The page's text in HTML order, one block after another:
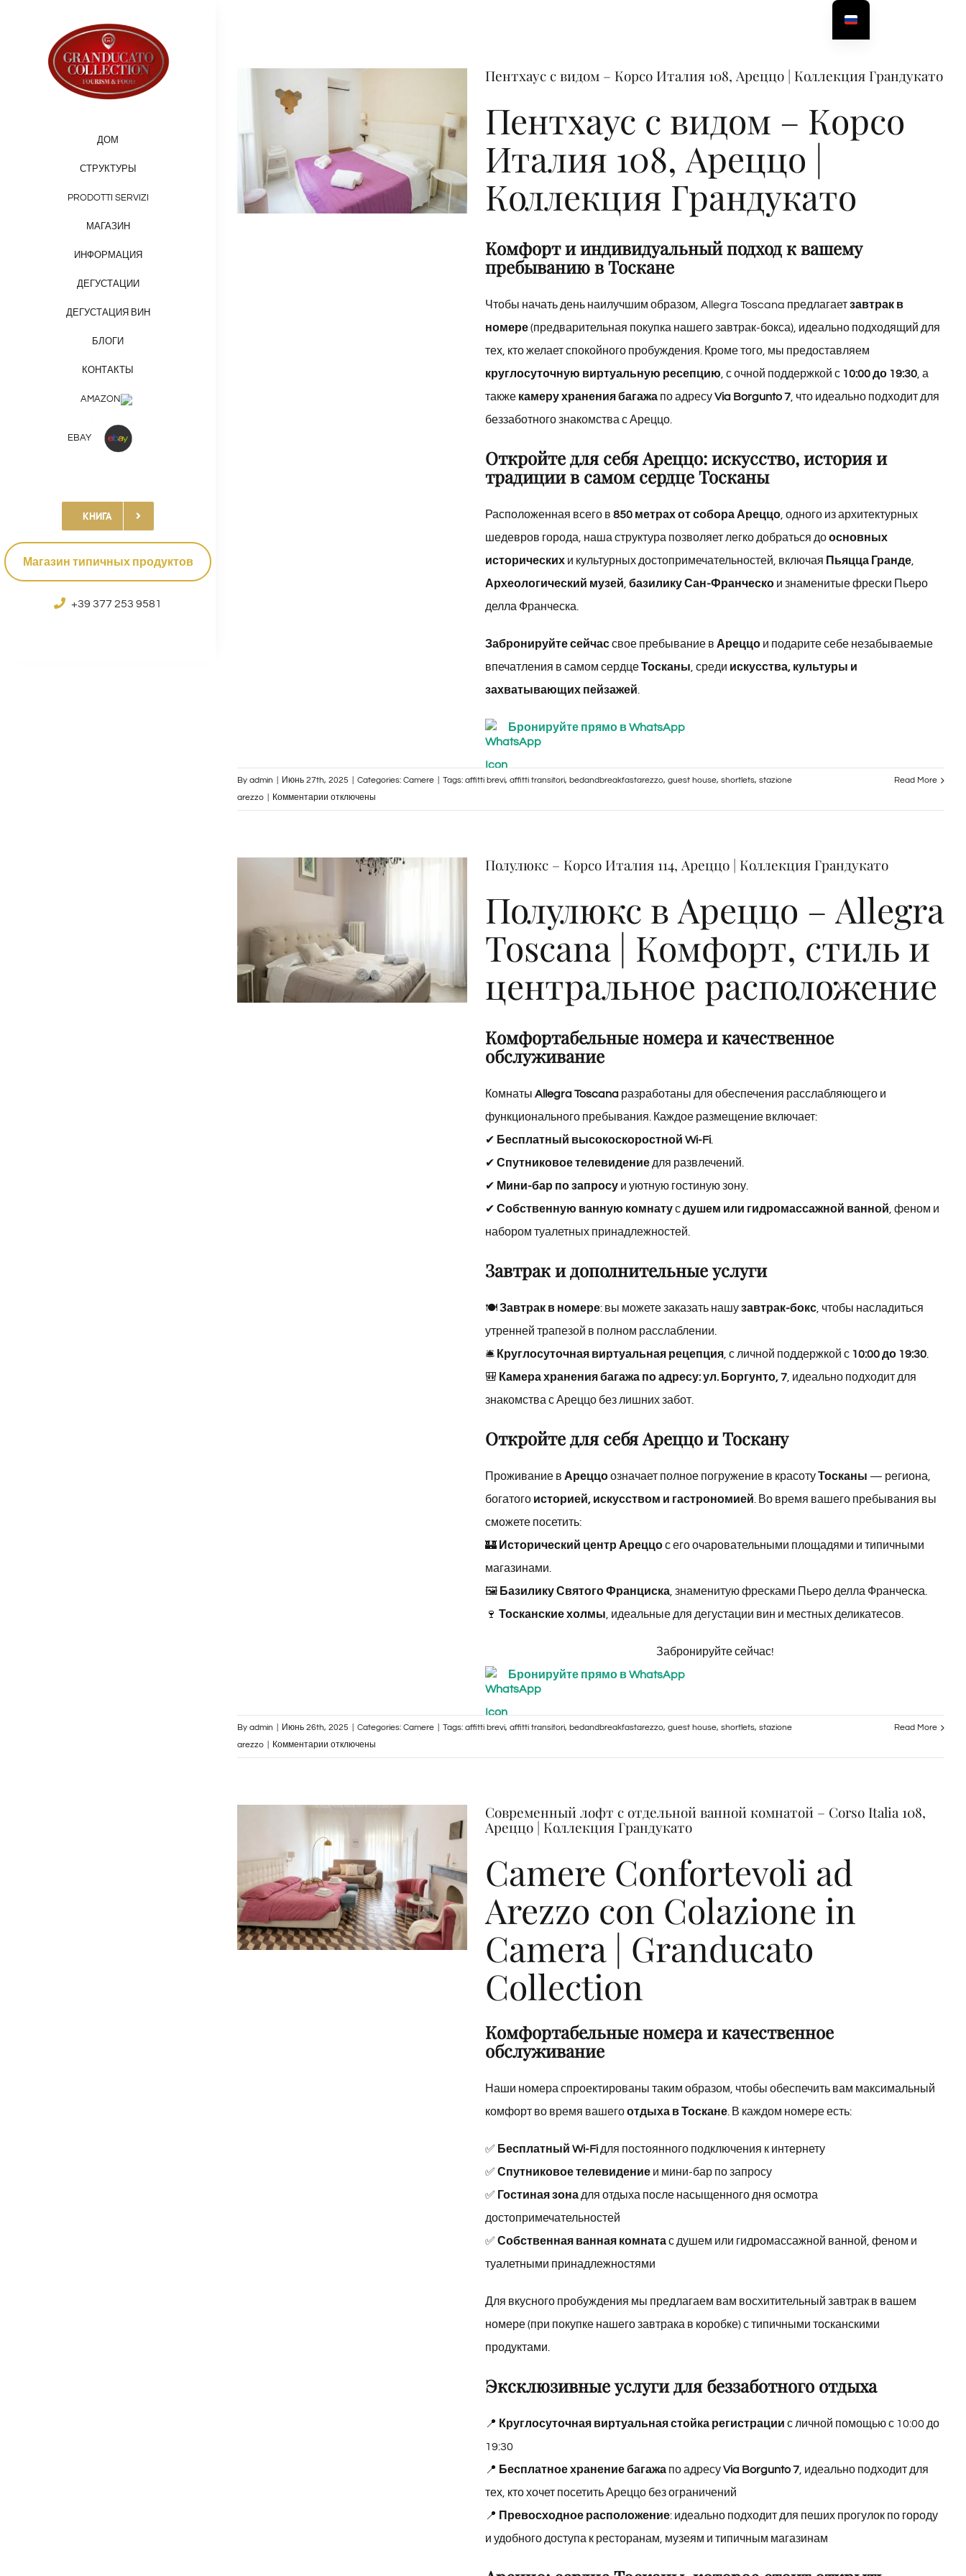
ДОМ
СТРУКТУРЫ
PRODOTTI SERVIZI
МАГАЗИН
ИНФОРМАЦИЯ
ДЕГУСТАЦИИ
ДЕГУСТАЦИЯ ВИН
БЛОГИ
КОНТАКТЫ
AMAZON
EBAY
КНИГА
Магазин типичных продуктов
+39 377 253 9581
Пентхаус с видом – Корсо Италия 108, Ареццо | Коллекция Грандукато
Пентхаус с видом – Корсо
Италия 108, Ареццо |
Коллекция Грандукато
Appartamento Attico ad
Комфорт и индивидуальный подход к вашему
пребыванию в Тоскане
Чтобы начать день наилучшим образом, Allegra Toscana предлагаетзавтрак в
номере(предварительная покупка нашего завтрак-бокса), идеально подходящий для
тех, кто желает спокойного пробуждения. Кроме того, мы предоставляем
круглосуточную виртуальную ресепцию , с очной поддержкой с 10:00 до 19:30, а
также камеру хранения багажапо адресуVia Borgunto 7, что идеально подходит для
беззаботного знакомства с Ареццо.
Откройте для себя Ареццо: искусство, история и
традиции в самом сердце Тосканы
Расположенная всего в 850 метрах от собора Ареццо, одного из архитектурных
шедевров города, наша структура позволяет легко добраться доосновных
историческихи культурных достопримечательностей, включая Пьяцца Гранде,
Археологический музей базилику Сан-Франческои знаменитые фрески Пьеро
делла Франческа.
Забронируйте сейчассвое пребывание в Ареццои подарите себе незабываемые
впечатления в самом сердцеТосканы , среди искусства, культуры и
захватывающих пейзажей
Бронируйте прямо в WhatsApp
By admin Июнь 27th, 2025 Categories: Camere Tags: affitti brevi, affitti transitori, bedandbreakfastarezzo, guest house, shortlets, stazione
arezzo
Комментариик
Italia
108,
Arezzo
Granducato
отключены
Read More
Полулюкс – Корсо Италия 114, Ареццо | Коллекция Грандукато
Полулюкс в Ареццо – Allegra
Toscana | Комфорт, стиль и
центральное расположение
Комфортабельные номера и качественное
обслуживание
Комнаты Allegra Toscanaразработаны для обеспечения расслабляющего и
функционального пребывания. Каждое размещение включает:
✔ Бесплатный высокоскоростной Wi-Fi.
✔ Спутниковое телевидениедля развлечений.
✔ Мини-бар по запросуи уютную гостиную зону.
✔ Собственную ванную комнатусдушем или гидромассажной ванной, феном и
набором туалетных принадлежностей.
Завтрак и дополнительные услуги
🍽Завтрак в номере: вы можете заказать нашузавтрак-бокс, чтобы насладиться
утренней трапезой в полном расслаблении.
🛎 Круглосуточная виртуальная рецепция, с личной поддержкой с 10:00 до 19:30.
🎒 Камера хранения багажа по адресу: ул. Боргунто, 7, идеально подходит для
знакомства с Ареццо без лишних забот.
Откройте для себя Ареццо и Тоскану
Проживание в Ареццоозначает полное погружение в красотуТосканы — региона,
богатого историей, искусством и гастрономией. Во время вашего пребывания вы
сможете посетить:
🏰 Исторический центр Ареццос его очаровательными площадями и типичными
магазинами.
🖼 Базилику Святого Франциска, знаменитую фресками Пьеро делла Франческа.
🍷 Тосканские холмы, идеальные для дегустации вин и местных деликатесов.
Забронируйте сейчас!
Бронируйте прямо в WhatsApp
By admin Июнь 26th, 2025 Categories: Camere Tags: affitti brevi, affitti transitori, bedandbreakfastarezzo, guest house, shortlets, stazione
arezzo
Комментариик
Corso
Italia
114,
Arezzo
|
Granducato
Collection
отключены
Read More
Современный лофт с отдельной ванной комнатой – Corso Italia 108,
Ареццо | Коллекция Грандукато
Camere Confortevoli ad
Arezzo con Colazione in
Camera | Granducato
Collection
Комфортабельные номера и качественное
обслуживание
Наши номера спроектированы таким образом, чтобы обеспечить вам максимальный
комфорт во время вашегоотдыха в Тоскане. В каждом номере есть:
✅ Бесплатный Wi-Fiдля постоянного подключения к интернету
✅ Спутниковое телевидениеи мини-бар по запросу
✅ Гостиная зонадля отдыха после насыщенного дня осмотра
достопримечательностей
✅ Собственная ванная комнатас душем или гидромассажной ванной, феном и
туалетными принадлежностями
Для вкусного пробуждения мы предлагаем вам восхитительный завтрак в вашем
номере (при покупке нашего завтрака в коробке) с типичными тосканскими
продуктами.
Эксклюзивные услуги для беззаботного отдыха
📍 Круглосуточная виртуальная стойка регистрации с личной помощью с 10:00 до
19:30
📍 Бесплатное хранение багажапо адресуVia Borgunto 7, идеально подходит для
тех, кто хочет посетить Ареццо без ограничений
📍 Превосходное расположение: идеально подходит для пеших прогулок по городу
и удобного доступа к ресторанам, музеям и типичным магазинам